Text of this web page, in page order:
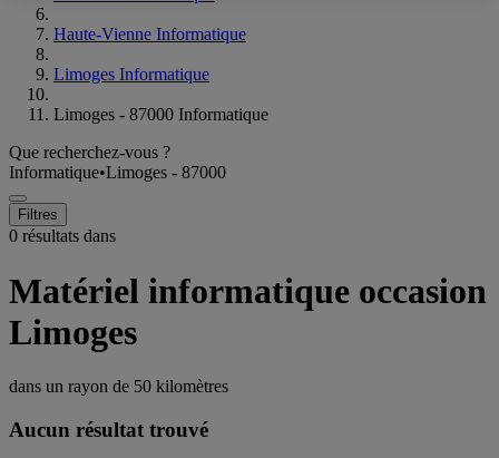
Haute-Vienne Informatique
Limoges Informatique
Limoges - 87000 Informatique
Que recherchez-vous ?
Informatique•Limoges - 87000
Filtres
0 résultats dans
Matériel informatique occasion
Limoges
dans un rayon de 50 kilomètres
Aucun résultat trouvé